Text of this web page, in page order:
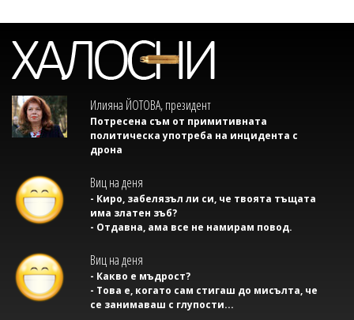
Илияна ЙОТОВА, президент
Потресена съм от примитивната
политическа употреба на инцидента с
дрона
Виц на деня
- Киро, забелязъл ли си, че твоята тъщата
има златен зъб?
- Отдавна, ама все не намирам повод.
Виц на деня
- Какво е мъдрост?
- Това е, когато сам стигаш до мисълта, че
се занимаваш с глупости...